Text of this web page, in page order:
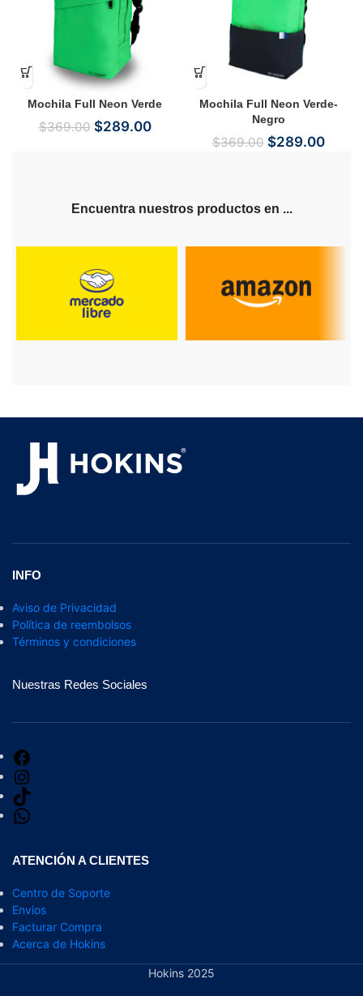
Mochila Full Neon Verde
$369.00 $289.00
Mochila Full Neon Verde-
Negro
$369.00 $289.00
Encuentra nuestros productos en ...
INFO
Aviso de Privacidad
Política de reembolsos
Términos y condiciones
Nuestras Redes Sociales
ATENCIÓN A CLIENTES
Centro de Soporte
Envios
Facturar Compra
Acerca de Hokins
Hokins 2025